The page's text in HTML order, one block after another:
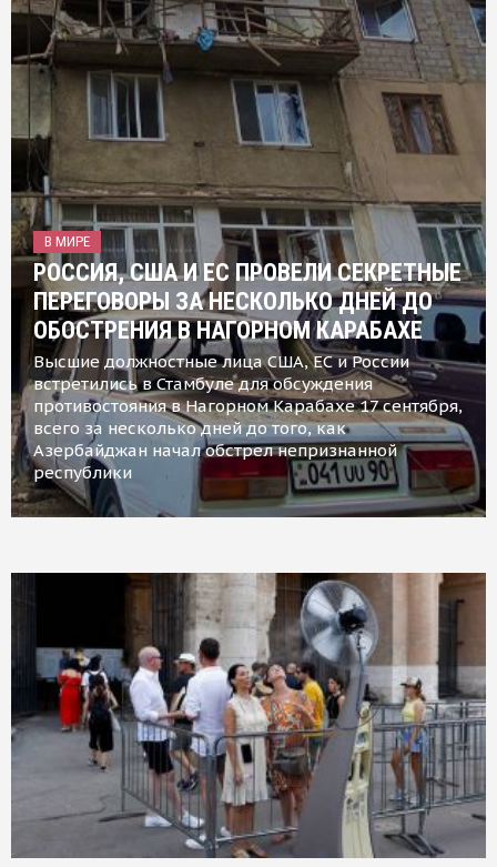
В МИРЕ
РОССИЯ, США И ЕС ПРОВЕЛИ СЕКРЕТНЫЕ
ПЕРЕГОВОРЫ ЗА НЕСКОЛЬКО ДНЕЙ ДО
ОБОСТРЕНИЯ В НАГОРНОМ КАРАБАХЕ
Высшие должностные лица США, ЕС и России
встретились в Стамбуле для обсуждения
противостояния в Нагорном Карабахе 17 сентября,
всего за несколько дней до того, как
Азербайджан начал обстрел непризнанной
республики